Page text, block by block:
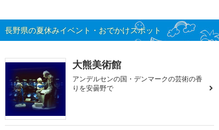
長野県の夏休みイベント・おでかけスポット
大熊美術館
アンデルセンの国・デンマークの芸術の香
りを安曇野で